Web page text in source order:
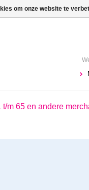
t/m 65 en andere
om onze website te